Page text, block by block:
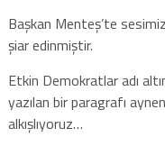
Başkan Menteş’te
şiar edinmiştir.
Etkin Demokratlar adı
yazılan bir paragrafı
alkışlıyoruz…